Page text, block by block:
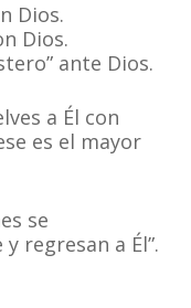
Dios.
Dios.
ante Dios.
a Él con
es el mayor
se
regresan a Él”.